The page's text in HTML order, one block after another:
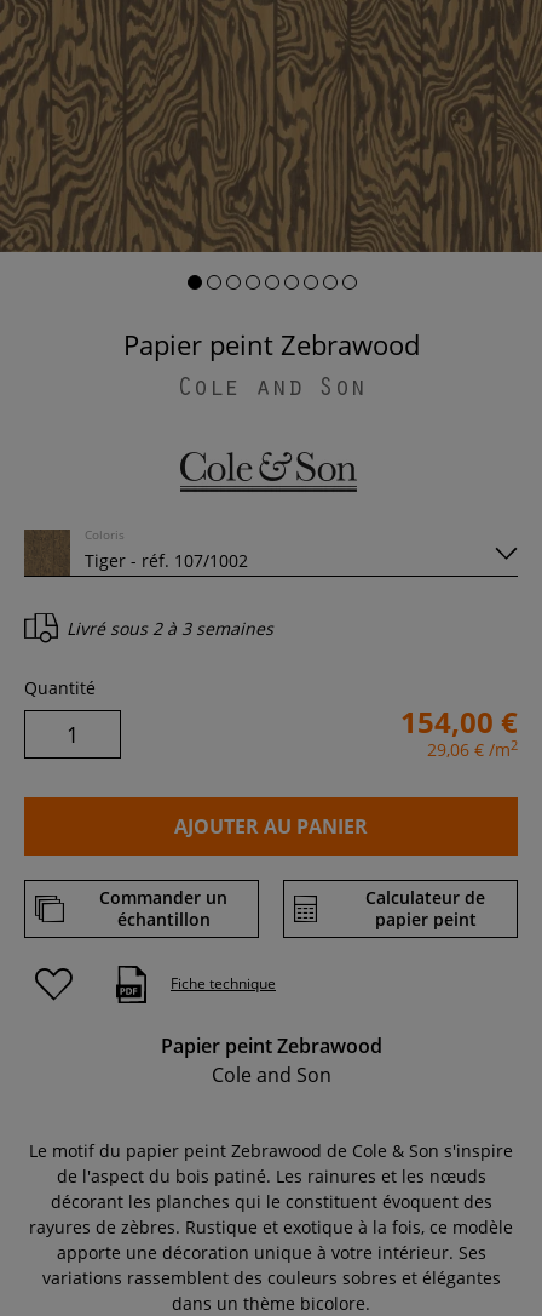
Papier peint Zebrawood
Cole and Son
Coloris
Livré sous 2 à 3 semaines
Quantité
154,00 €
29,06 € /m2
AJOUTER AU PANIER
Commander un
échantillon
Calculateur de
papier peint
Fiche technique
Papier peint Zebrawood
Cole and Son
Le motif du papier peint Zebrawood de Cole & Son s'inspire
de l'aspect du bois patiné. Les rainures et les nœuds
décorant les planches qui le constituent évoquent des
rayures de zèbres. Rustique et exotique à la fois, ce modèle
apporte une décoration unique à votre intérieur. Ses
variations rassemblent des couleurs sobres et élégantes
dans un thème bicolore.